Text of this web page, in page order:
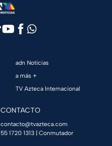
adn Noticias
a más +
TV Azteca Internacional
CONTACTO
contacto@tvazteca.com
55 1720 1313 | Conmutador